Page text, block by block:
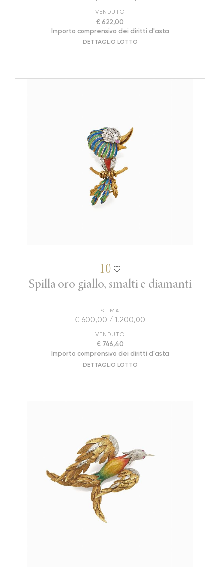
VENDUTO
€ 622,00
Importo comprensivo dei diritti d'asta
DETTAGLIO LOTTO
10
Spilla oro giallo, smalti e diamanti
STIMA
€ 600,00 / 1.200,00
VENDUTO
€ 746,40
Importo comprensivo dei diritti d'asta
DETTAGLIO LOTTO